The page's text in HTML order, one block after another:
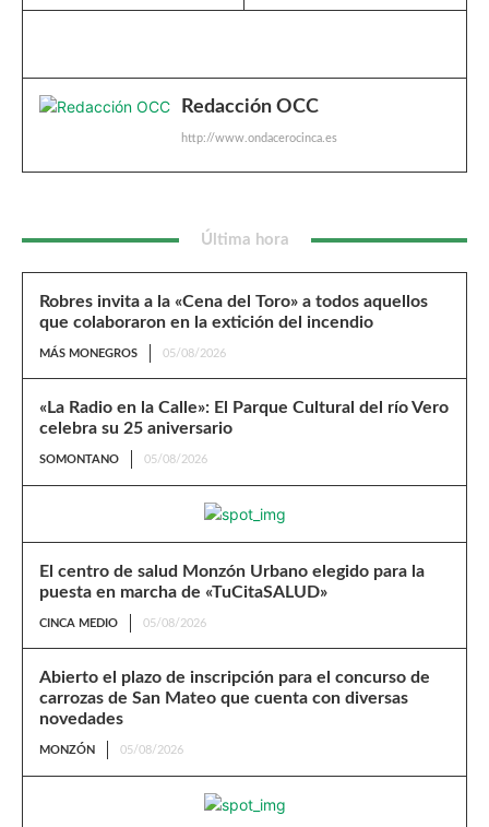
Redacción OCC
http://www.ondacerocinca.es
Última hora
Robres invita a la «Cena del Toro» a todos aquellos
que colaboraron en la extición del incendio
MÁS MONEGROS 05/08/2026
«La Radio en la Calle»: El Parque Cultural del río Vero
celebra su 25 aniversario
SOMONTANO 05/08/2026
El centro de salud Monzón Urbano elegido para la
puesta en marcha de «TuCitaSALUD»
CINCA MEDIO 05/08/2026
Abierto el plazo de inscripción para el concurso de
carrozas de San Mateo que cuenta con diversas
novedades
MONZÓN 05/08/2026